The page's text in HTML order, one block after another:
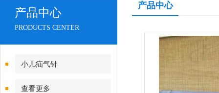
产品中心
PRODUCTS CENTER
小儿疝气针
查看更多
产品中心